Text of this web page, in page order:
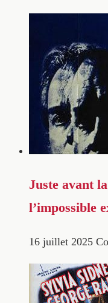
Juste avant
l’impossible
16 juillet 2025